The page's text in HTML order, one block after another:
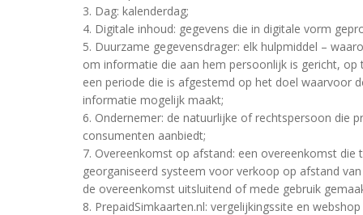
3. Dag: kalenderdag;
4. Digitale inhoud: gegevens die in digitale vorm
5. Duurzame gegevensdrager: elk hulpmiddel –
om informatie die aan hem persoonlijk is gericht,
een periode die is afgestemd op het doel waarvoor
informatie mogelijk maakt;
6. Ondernemer: de natuurlijke of rechtspersoon die
consumenten aanbiedt;
7. Overeenkomst op afstand: een overeenkomst
georganiseerd systeem voor verkoop op afstand
de overeenkomst uitsluitend of mede gebruik
8. PrepaidSimkaarten.nl: vergelijkingssite en